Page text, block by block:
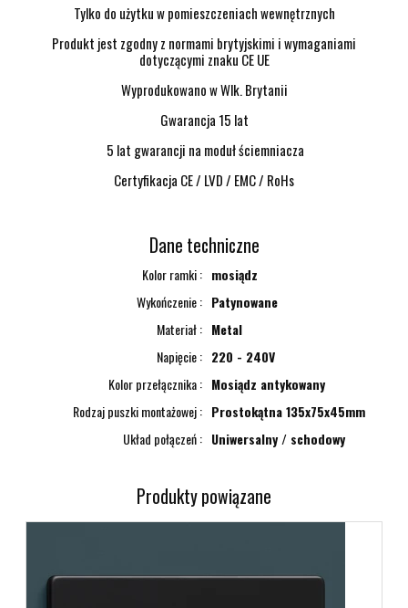
Tylko do użytku w pomieszczeniach wewnętrznych
Produkt jest zgodny z normami brytyjskimi i wymaganiami
dotyczącymi znaku CE UE
Wyprodukowano w Wlk. Brytanii
Gwarancja 15 lat
5 lat gwarancji na moduł ściemniacza
Certyfikacja CE / LVD / EMC / RoHs
Dane techniczne
Kolor ramki
mosiądz
Wykończenie
Patynowane
Materiał
Metal
Napięcie
220 - 240V
Kolor przełącznika
Mosiądz antykowany
Rodzaj puszki montażowej
Prostokątna 135x75x45mm
Układ połączeń
Uniwersalny / schodowy
Produkty powiązane